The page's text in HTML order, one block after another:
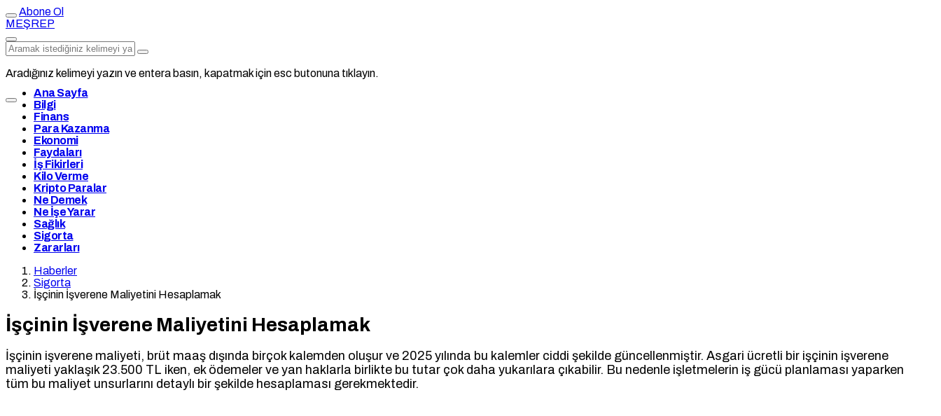
Abone Ol
MEŞREP
Aradığınız kelimeyi yazın ve entera basın, kapatmak için esc butonuna tıklayın.
Ana Sayfa
Bilgi
Finans
Para Kazanma
Ekonomi
Faydaları
İş Fikirleri
Kilo Verme
Kripto Paralar
Ne Demek
Ne İşe Yarar
Sağlık
Sigorta
Zararları
Haberler
Sigorta
İşçinin İşverene Maliyetini Hesaplamak
İşçinin İşverene Maliyetini Hesaplamak
İşçinin işverene maliyeti, brüt maaş dışında birçok kalemden oluşur ve 2025 yılında bu kalemler ciddi şekilde güncellenmiştir. Asgari ücretli bir işçinin işverene
maliyeti yaklaşık 23.500 TL iken, ek ödemeler ve yan haklarla birlikte bu tutar çok daha yukarılara çıkabilir. Bu nedenle işletmelerin iş gücü planlaması yaparken
tüm bu maliyet unsurlarını detaylı bir şekilde hesaplaması gerekmektedir.